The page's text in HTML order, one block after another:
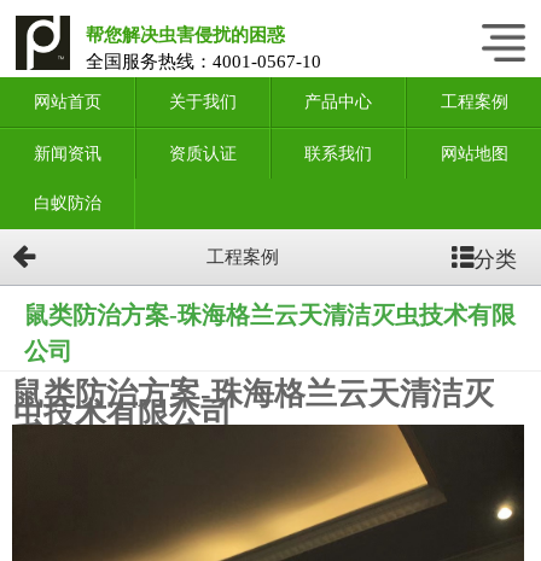
帮您解决虫害侵扰的困惑
全国服务热线：4001-0567-10
网站首页 关于我们 产品中心 工程案例
新闻资讯 资质认证 联系我们 网站地图
白蚁防治
工程案例 分类
鼠类防治方案-珠海格兰云天清洁灭虫技术有限
公司
鼠类防治方案-珠海格兰云天清洁灭
虫技术有限公司